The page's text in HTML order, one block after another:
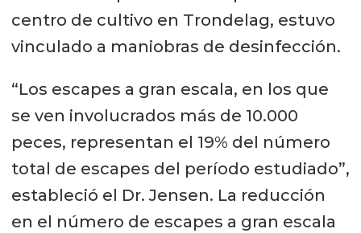
centro de cultivo en Trondelag, estuvo
vinculado a maniobras de desinfección.
“Los escapes a gran escala, en los que
se ven involucrados más de 10.000
peces, representan el 19% del número
total de escapes del período estudiado”,
estableció el Dr. Jensen. La reducción
en el número de escapes a gran escala